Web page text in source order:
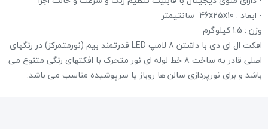
- ابعاد : 46x25x10 سانتیمتر
وزن : 1.5 کیلوگرم
افکت ال ای دی با داشتن 8 لامپ LED قدرتمند بیم (نورمتمرکز) در رنگهای
اصلی قادر به ساخت 8 خط لوله ای نور متحرک با افکتهای رنگی متنوع می
باشد و برای نورپردازی سالن ها روباز یا سرپوشیده مناسب می باشد.